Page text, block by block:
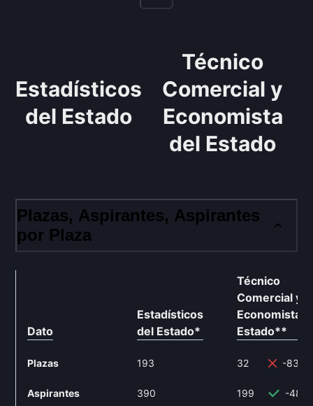
Estadísticos
del Estado
Técnico
Comercial y
Economista
del Estado
Plazas, Aspirantes, Aspirantes
por Plaza
Dato
Estadísticos
del Estado*
Plazas 193
Aspirantes 390
Técnico
Comercial y
Economista
Estado**
32 -
199 -